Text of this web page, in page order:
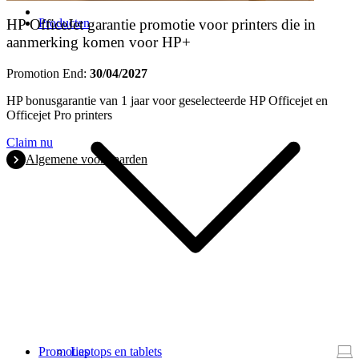
Producten
Laptops en tablets
Promoties
HP OfficeJet garantie promotie voor printers die in
aanmerking komen voor HP+
Promotion End: 30/04/2027
HP bonusgarantie van 1 jaar voor geselecteerde HP Officejet en
Officejet Pro printers
Claim nu
Algemene voorwaarden